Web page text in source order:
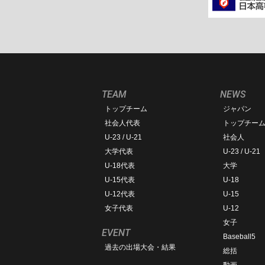
TEAM
トップチーム
社会人代表
U-23 / U-21
大学代表
U-18代表
U-15代表
U-12代表
女子代表
EVENT
過去の出場大会・結果
NEWS
ジャパン
トップチーム
社会人
U-23 / U-21
大学
U-18
U-15
U-12
女子
Baseball5
総括